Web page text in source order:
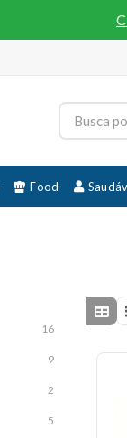
Food
16
9
2
5